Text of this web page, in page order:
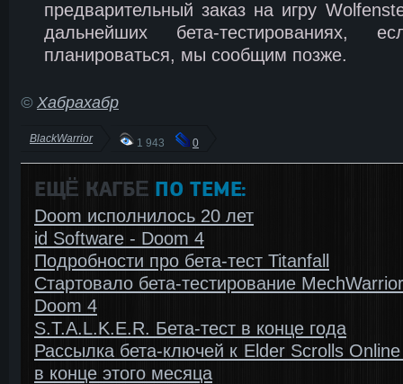
предварительный заказ на игру
дальнейших бета-тестированиях,
планироваться, мы сообщим позже.
© Хабрахабр
BlackWarrior 1 943 0
ЕЩЁ КАГБΕ ПО ТЕМЕ:
Doom исполнилось 20 лет
id Software - Doom 4
Подробности про бета-тест Titanfall
Стартовало бета-тестирование
Doom 4
S.T.A.L.K.E.R. Бета-тест в конце года
Рассылка бета-ключей к Elder Scrolls Online
в конце этого месяца